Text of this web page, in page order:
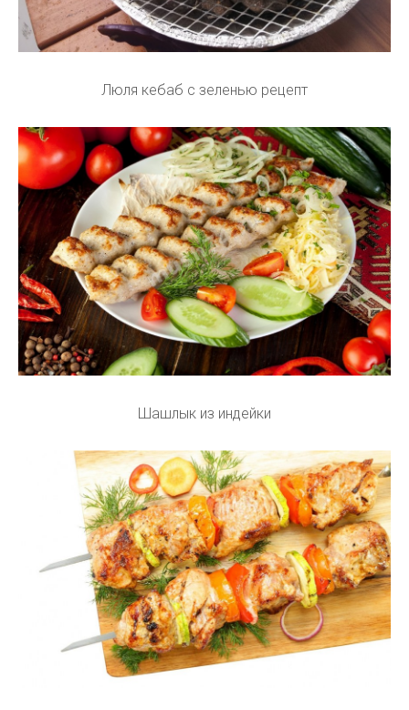
Люля кебаб с зеленью рецепт
Шашлык из индейки